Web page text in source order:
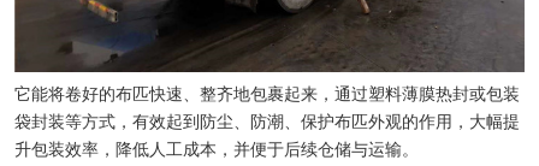
它能将卷好的布匹快速、整齐地包裹起来，通过塑料薄膜热封或包装
袋封装等方式，有效起到防尘、防潮、保护布匹外观的作用，大幅提
升包装效率，降低人工成本，并便于后续仓储与运输。